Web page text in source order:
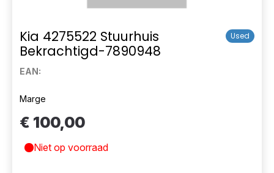
Kia 4275522 Stuurhuis
Bekrachtigd-7890948
Used
EAN:
Marge
€ 100,00
Niet op voorraad